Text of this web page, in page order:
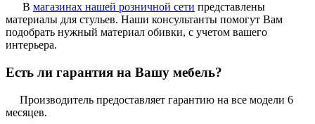
В магазинах нашей розничной сети представлены
материалы для стульев. Наши консультанты помогут Вам
подобрать нужный материал обивки, с учетом вашего
интерьера.
Есть ли гарантия на Вашу мебель?
Производитель предоставляет гарантию на все модели 6
месяцев.